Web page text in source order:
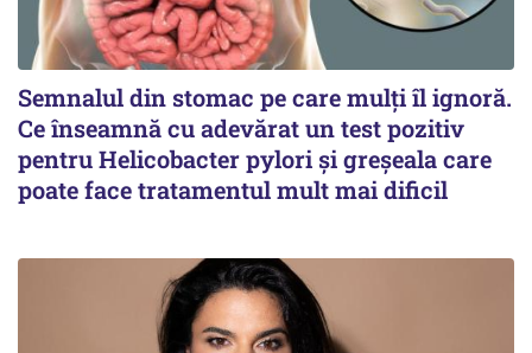
Semnalul din stomac pe care mulți îl ignoră.
Ce înseamnă cu adevărat un test pozitiv
pentru Helicobacter pylori și greșeala care
poate face tratamentul mult mai dificil